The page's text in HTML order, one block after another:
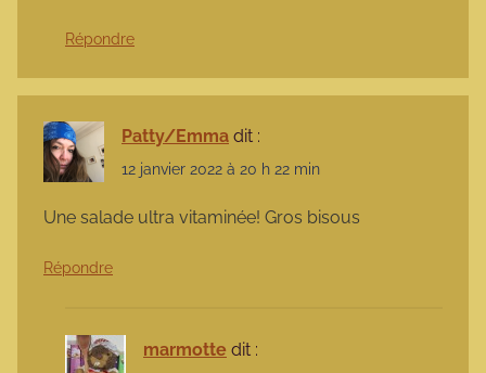
Répondre
Patty/Emma dit :
12 janvier 2022 à 20 h 22 min
Une salade ultra vitaminée! Gros bisous
Répondre
marmotte dit :